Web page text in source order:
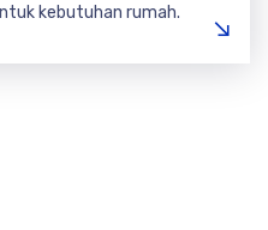
kebutuhan rumah.